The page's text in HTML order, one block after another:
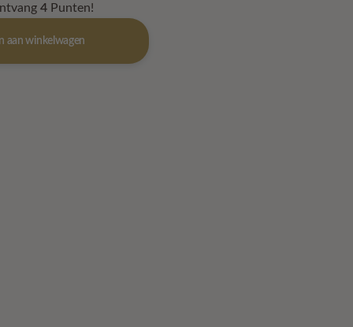
4Punten!
aan winkelwagen